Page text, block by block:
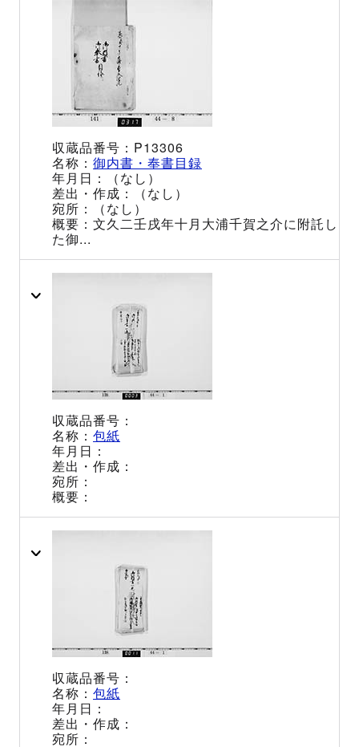
P13306
御内書・奉書目録
（なし）
（なし）
（なし）
文久二壬戌年十月大浦千賀之介に附託し
た御...
包紙
包紙